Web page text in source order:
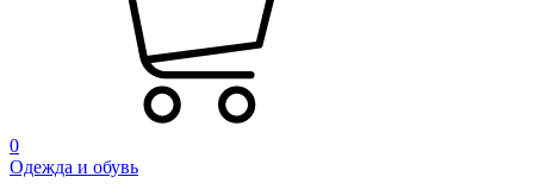
0
Одежда и обувь